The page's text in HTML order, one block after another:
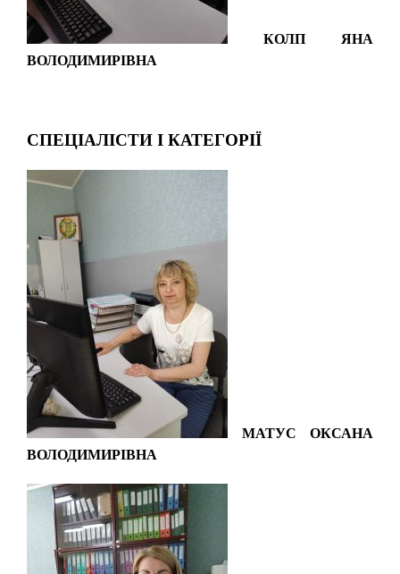
КОЛП ЯНА
ВОЛОДИМИРІВНА
СПЕЦІАЛІСТИ І КАТЕГОРІЇ
МАТУС ОКСАНА
ВОЛОДИМИРІВНА